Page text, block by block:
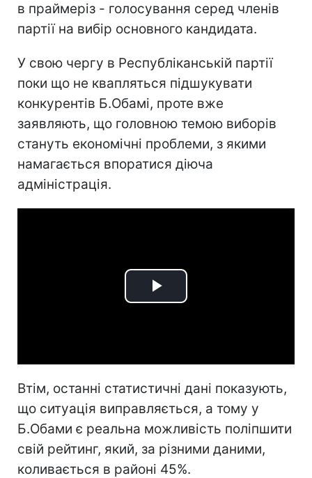
в праймеріз - голосування серед членів
партії на вибір основного кандидата.
У свою чергу в Республіканській партії
поки що не квапляться підшукувати
конкурентів Б.Обамі, проте вже
заявляють, що головною темою виборів
стануть економічні проблеми, з якими
намагається впоратися діюча
адміністрація.
Play
Втім, останні статистичні дані показують,
що ситуація виправляється, а тому у
Б.Обами є реальна можливість поліпшити
свій рейтинг, який, за різними даними,
коливається в районі 45%.